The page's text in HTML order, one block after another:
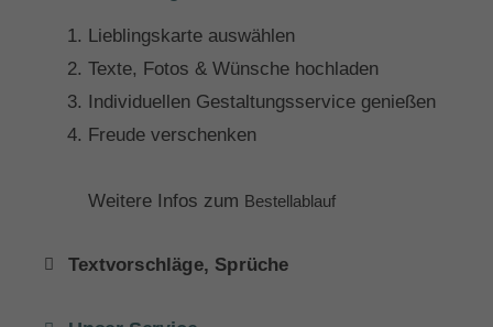
Lieblingskarte auswählen
Texte, Fotos & Wünsche hochladen
Individuellen Gestaltungsservice genießen
Freude verschenken
Weitere Infos zum Bestellablauf
Textvorschläge, Sprüche